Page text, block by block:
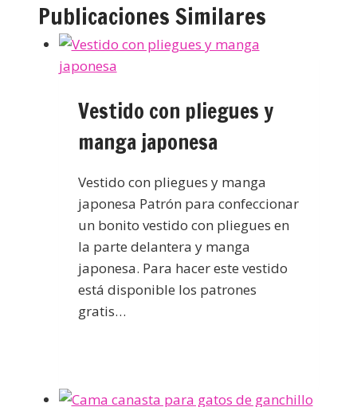
Publicaciones Similares
Vestido con pliegues y
manga japonesa
Vestido con pliegues y manga
japonesa Patrón para confeccionar
un bonito vestido con pliegues en
la parte delantera y manga
japonesa. Para hacer este vestido
está disponible los patrones
gratis…